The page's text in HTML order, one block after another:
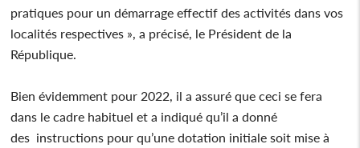
pratiques pour un démarrage effectif des activités dans vos
localités respectives », a précisé, le Président de la
République.
Bien évidemment pour 2022, il a assuré que ceci se fera
dans le cadre habituel et a indiqué qu’il a donné
des instructions pour qu’une dotation initiale soit mise à